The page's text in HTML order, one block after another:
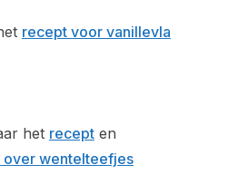
recept voor vanillevla
het recepten
over wentelteefjes